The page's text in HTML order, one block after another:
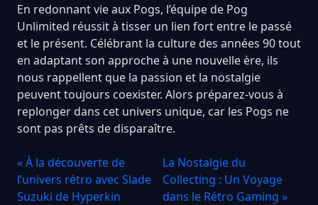
En redonnant vie aux Pogs, l’équipe de Pog
Unlimited réussit à tisser un lien fort entre le passé
et le présent. Célébrant la culture des années 90 tout
en adaptant son approche à une nouvelle ère, ils
nous rappellent que la passion et la nostalgie
peuvent toujours coexister. Alors préparez-vous à
replonger dans cet univers unique, car les Pogs ne
sont pas prêts de disparaître.
« À la découverte de
l’univers rétro avec Slade
Suzuki de Hyperkin
La Nostalgie du
Collecting : Un Voyage
dans le Rétro Gaming »